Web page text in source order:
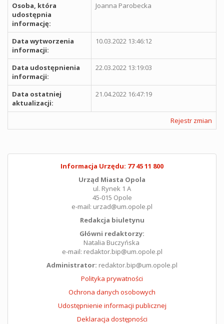
Osoba, która
udostępnia
informację:
Joanna Parobecka
Data wytworzenia
informacji:
10.03.2022 13:46:12
Data udostępnienia
informacji:
22.03.2022 13:19:03
Data ostatniej
aktualizacji:
21.04.2022 16:47:19
Rejestr zmian
Informacja Urzędu: 77 45 11 800
Urząd Miasta Opola
ul. Rynek 1 A
45-015 Opole
e-mail: urzad@um.opole.pl
Redakcja biuletynu
Główni redaktorzy:
Natalia Buczyńska
e-mail: redaktor.bip@um.opole.pl
Administrator: redaktor.bip@um.opole.pl
Polityka prywatności
Ochrona danych osobowych
Udostępnienie informacji publicznej
Deklaracja dostępności